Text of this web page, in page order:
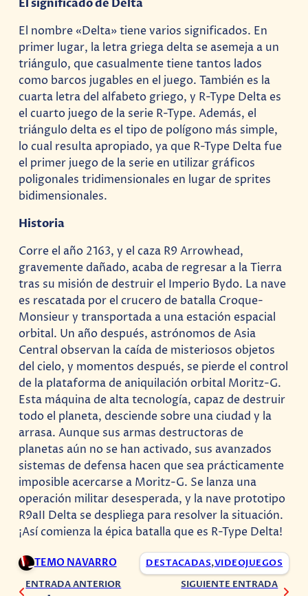
El significado de Delta
El nombre «Delta» tiene varios significados. En
primer lugar, la letra griega delta se asemeja a un
triángulo, que casualmente tiene tantos lados
como barcos jugables en el juego. También es la
cuarta letra del alfabeto griego, y R-Type Delta es
el cuarto juego de la serie R-Type. Además, el
triángulo delta es el tipo de polígono más simple,
lo cual resulta apropiado, ya que R-Type Delta fue
el primer juego de la serie en utilizar gráficos
poligonales tridimensionales en lugar de sprites
bidimensionales.
Historia
Corre el año 2163, y el caza R9 Arrowhead,
gravemente dañado, acaba de regresar a la Tierra
tras su misión de destruir el Imperio Bydo. La nave
es rescatada por el crucero de batalla Croque-
Monsieur y transportada a una estación espacial
orbital. Un año después, astrónomos de Asia
Central observan la caída de misteriosos objetos
del cielo, y momentos después, se pierde el control
de la plataforma de aniquilación orbital Moritz-G.
Esta máquina de alta tecnología, capaz de destruir
todo el planeta, desciende sobre una ciudad y la
arrasa. Aunque sus armas destructoras de
planetas aún no se han activado, sus avanzados
sistemas de defensa hacen que sea prácticamente
imposible acercarse a Moritz-G. Se lanza una
operación militar desesperada, y la nave prototipo
R9aII Delta se despliega para resolver la situación.
¡Así comienza la épica batalla que es R-Type Delta!
TEMO NAVARRO DESTACADAS,VIDEOJUEGOS
ENTRADA ANTERIOR
SIGUIENTE ENTRADA